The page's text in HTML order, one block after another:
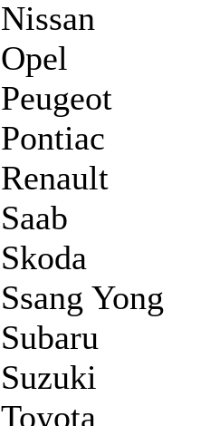
Nissan
Opel
Peugeot
Pontiac
Renault
Saab
Skoda
Ssang Yong
Subaru
Suzuki
Toyota